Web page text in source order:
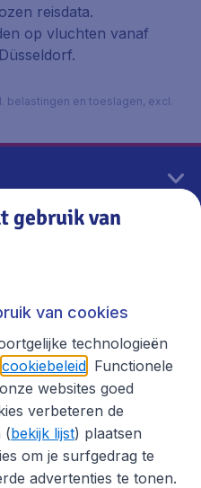
reisdata.
op vluchten vanaf
belastingen en toeslagen, excl.
gebruik van
van cookies
technologieën
cookiebeleid . Functionele
websites goed
verbeteren de
(bekijk lijst) plaatsen
om je surfgedrag te
advertenties te tonen.